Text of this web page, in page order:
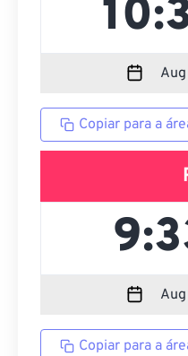
Copiar para a
Copiar para a